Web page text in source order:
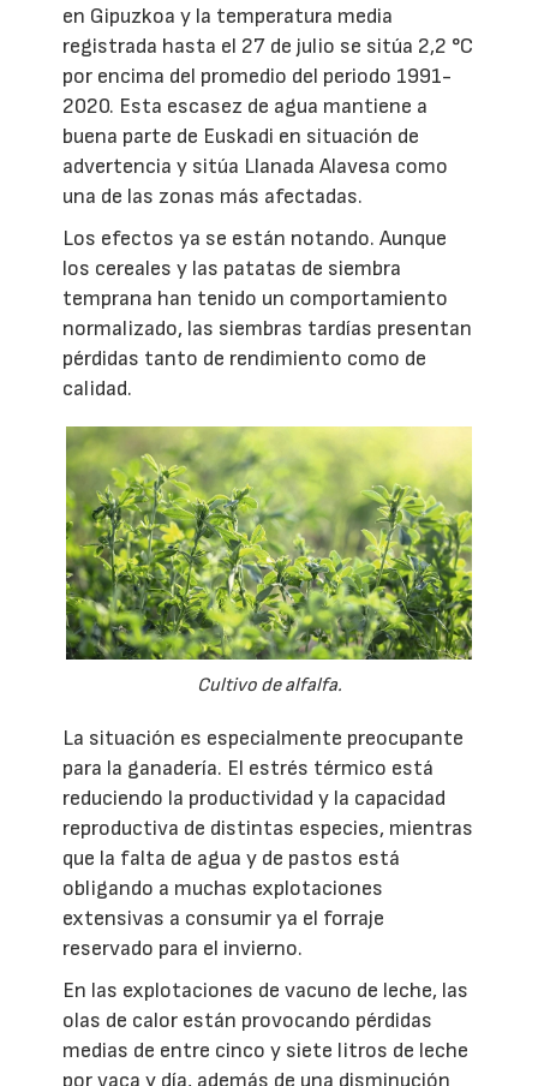
en Gipuzkoa y la temperatura media
registrada hasta el 27 de julio se sitúa 2,2 °C
por encima del promedio del periodo 1991-
2020. Esta escasez de agua mantiene a
buena parte de Euskadi en situación de
advertencia y sitúa Llanada Alavesa como
una de las zonas más afectadas.
Los efectos ya se están notando. Aunque
los cereales y las patatas de siembra
temprana han tenido un comportamiento
normalizado, las siembras tardías presentan
pérdidas tanto de rendimiento como de
calidad.
Cultivo de alfalfa.
La situación es especialmente preocupante
para la ganadería. El estrés térmico está
reduciendo la productividad y la capacidad
reproductiva de distintas especies, mientras
que la falta de agua y de pastos está
obligando a muchas explotaciones
extensivas a consumir ya el forraje
reservado para el invierno.
En las explotaciones de vacuno de leche, las
olas de calor están provocando pérdidas
medias de entre cinco y siete litros de leche